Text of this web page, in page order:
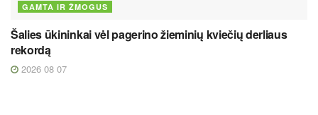
GAMTA IR ŽMOGUS
Šalies ūkininkai vėl pagerino žieminių kviečių derliaus
rekordą
2026 08 07